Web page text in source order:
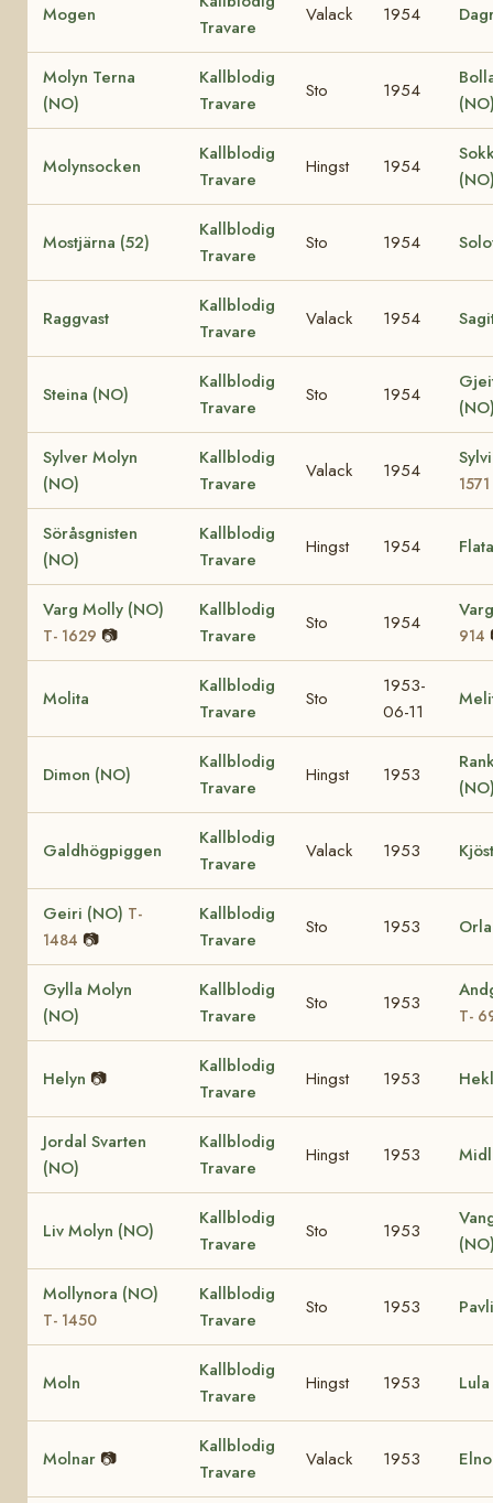
Mogen
Travare
Valack 1954
Molyn Terna
(NO)
Kallblodig
Travare
Sto 1954
Molynsocken
Kallblodig
Travare
Hingst 1954
Mostjärna (52)
Kallblodig
Travare
Sto 1954
Raggvast
Kallblodig
Travare
Valack 1954
Steina (NO)
Kallblodig
Travare
Sto 1954
Sylver Molyn
(NO)
Kallblodig
Travare
Valack 1954
1571
Söråsgnisten
(NO)
Kallblodig
Travare
Hingst 1954
Varg Molly (NO)
T- 1629 📷
Kallblodig
Travare
Sto 1954
914
Molita
Kallblodig
Travare
Sto
1953-
06-11
Dimon (NO)
Kallblodig
Travare
Hingst 1953
Galdhögpiggen
Kallblodig
Travare
Valack 1953
Geiri (NO) T-
1484 📷
Kallblodig
Travare
Sto 1953
Gylla Molyn
(NO)
Kallblodig
Travare
Sto 1953
T-
Helyn 📷
Kallblodig
Travare
Hingst 1953
Jordal Svarten
(NO)
Kallblodig
Travare
Hingst 1953
Liv Molyn (NO)
Kallblodig
Travare
Sto 1953
Mollynora (NO)
T- 1450
Kallblodig
Travare
Sto 1953
Moln
Kallblodig
Travare
Hingst 1953 Lula
Molnar 📷
Kallblodig
Travare
Valack 1953